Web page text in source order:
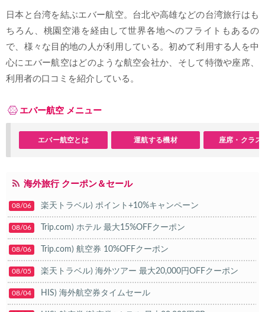
日本と台湾を結ぶエバー航空。台北や高雄などの台湾旅行はも
ちろん、桃園空港を経由して世界各地へのフライトもあるの
で、様々な目的地の人が利用している。初めて利用する人を中
心にエバー航空はどのような航空会社か、そして特徴や座席、
利用者の口コミを紹介している。
エバー航空 メニュー
エバー航空とは 運航する機材 座席・クラス
海外旅行 クーポン＆セール
08/06 楽天トラベル) ポイント+10%キャンペーン
08/06 Trip.com) ホテル 最大15%OFFクーポン
08/06 Trip.com) 航空券 10%OFFクーポン
08/05 楽天トラベル) 海外ツアー 最大20,000円OFFクーポン
08/04 HIS) 海外航空券タイムセール